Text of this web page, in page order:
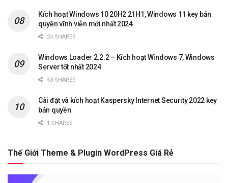
Kích hoạt Windows 10 20H2 21H1, Windows 11 key bản
quyền vĩnh viễn mới nhất 2024
24 SHARES
Windows Loader 2.2.2 – Kích hoạt Windows 7, Windows
Server tốt nhất 2024
53 SHARES
Cài đặt và kích hoạt Kaspersky Internet Security 2022 key
bản quyền
1 SHARES
Thế Giới Theme & Plugin WordPress Giá Rẻ